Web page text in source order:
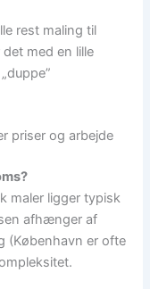
rest maling til
med en lille
priser og arbejde
maler ligger typisk
afhænger af
(København er ofte